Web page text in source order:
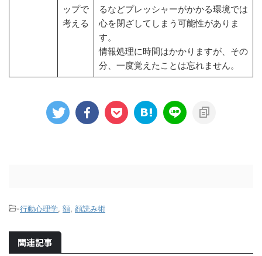
ップで
考える
るなどプレッシャーがかかる環境では
心を閉ざしてしまう可能性がありま
す。
情報処理に時間はかかりますが、その
分、一度覚えたことは忘れません。
-行動心理学 額 顔読み術
関連記事